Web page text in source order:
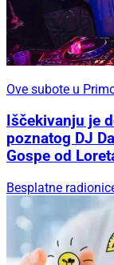
Ove subote u
Iščekivanju je
poznatog DJ
Gospe od
Besplatne